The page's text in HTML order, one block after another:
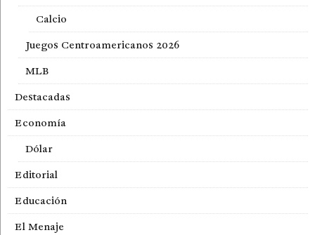
Calcio
Juegos Centroamericanos 2026
MLB
Destacadas
Economía
Dólar
Editorial
Educación
El Menaje